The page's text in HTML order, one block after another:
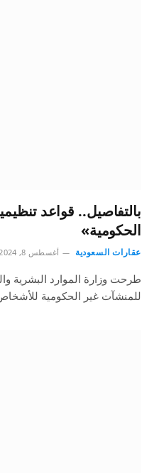
بالتفاصيل.. قواعد
الحكومية»
عقارات السعودية أغسطس 8, 2024
طرحت وزارة الموارد البشرية
للمنشآت غير الحكومية